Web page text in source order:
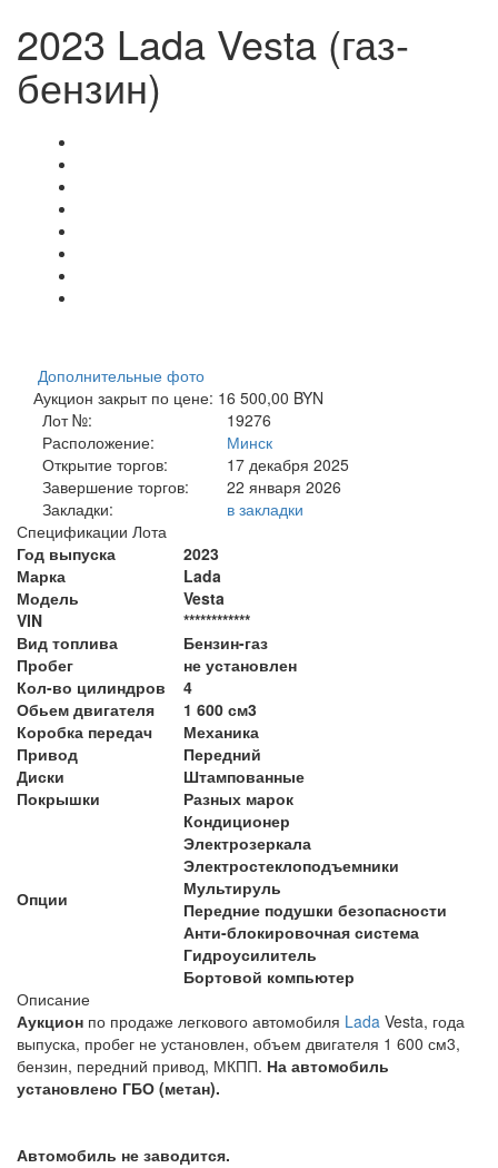
2023 Lada Vesta (газ-
бензин)
Дополнительные фото
Аукцион закрыт по цене: 16 500,00 BYN
Лот №:
19276
Расположение:
Минск
Открытие торгов:
17 декабря 2025
Завершение торгов:
22 января 2026
Закладки:
в закладки
Спецификации Лота
Год выпуска
2023
Марка
Lada
Модель
Vesta
VIN
************
Вид топлива
Бензин-газ
Пробег
не установлен
Кол-во цилиндров
4
Обьем двигателя
1 600 см3
Коробка передач
Механика
Привод
Передний
Диски
Штампованные
Покрышки
Разных марок
Опции
Кондиционер
Электрозеркала
Электростеклоподъемники
Мультируль
Передние подушки безопасности
Анти-блокировочная система
Гидроусилитель
Бортовой компьютер
Описание
Аукцион по продаже легкового автомобиля Lada Vesta, года
выпуска, пробег не установлен, объем двигателя 1 600 см3,
бензин, передний привод, МКПП. На автомобиль
установлено ГБО (метан).
Автомобиль не заводится.